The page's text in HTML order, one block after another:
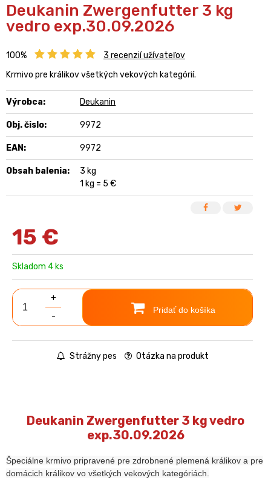
Deukanin Zwergenfutter 3 kg
vedro exp.30.09.2026
100% 3 recenzií užívateľov
Krmivo pre králikov všetkých vekových kategórií.
Výrobca: Deukanin
Obj. čislo: 9972
EAN: 9972
Obsah balenia:
3 kg
1 kg = 5 €
15 €
Skladom 4 ks
+
-
Pridať do košíka
Strážny pes Otázka na produkt
Deukanin Zwergenfutter 3 kg vedro
exp.30.09.2026
Špeciálne krmivo pripravené pre zdrobnené plemená králikov a pre
domácich králikov vo všetkých vekových kategóriách.